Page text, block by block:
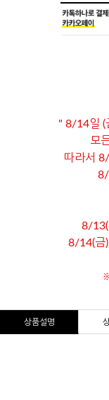
" 8/14일 (
모
따라서
8/
8/13(
8/14(금
상품설명